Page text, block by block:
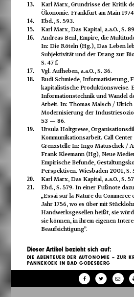
13.
Karl Marx, Grundrisse der Kritik
Ökonomie. Frankfurt am Main
14. Ebd., S. 593.
15. Karl Marx, Das Kapital, a.a.O., S.
16.
Andreas Benl, Empire, die
In: Die Röteln (Hg.), Das Leben
Subjektivität und der Drang zur
S. 47 f.
17. Vgl. Aufheben, a.a.O., S. 36.
18.
Rudi Schmiede, Informatisierung,
kapitalistische Produktionsweise.
Informationstechnik und Wandel
Arbeit. In: Thomas Malsch /
Modernisierung der
53 — 86.
19.
Ursula Holtgrewe,
Kommunikationsarbeit. Call
Grenzstelle In: Ingo Matuschek /
Frank Kleemann (Hg), Neue
Empirische Befunde,
Perspektiven. Wiesbaden 2001, S.
20. Karl Marx, Das Kapital, a.a.O., S.
21.
Ebd., S. 579. In einer Fußnote
„Essai sur la Nature du Commerce
Jahr 1756, wo es über mit
Handwerksgesellen heißt, sie
sie können, in ihrem eigenen
Beaufsichtigung”.
Dieser Artikel bezieht sich auf:
DIE ABENTEUER DER AUTONOMIE – ZUR
PANNEKOEK IN BAD GODESBERG